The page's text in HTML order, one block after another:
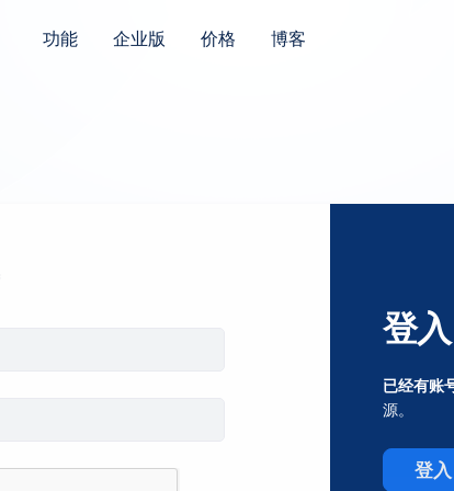
功能 企业版 价格 博客
登入
已经有账
源。
登入